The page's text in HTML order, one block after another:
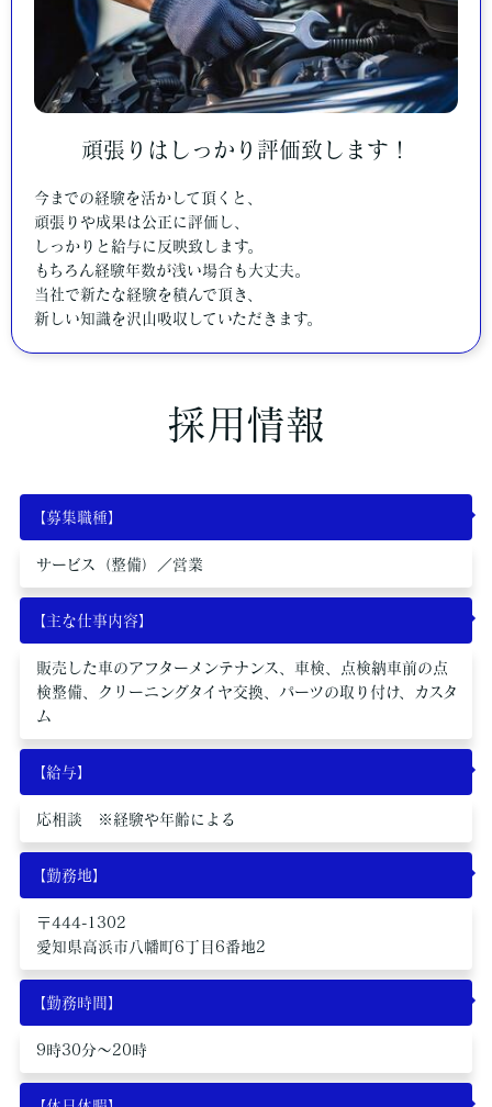
頑張りはしっかり評価致します！
今までの経験を活かして頂くと、
頑張りや成果は公正に評価し、
しっかりと給与に反映致します。
もちろん経験年数が浅い場合も大丈夫。
当社で新たな経験を積んで頂き、
新しい知識を沢山吸収していただきます。
採用情報
【募集職種】
サービス（整備）／営業
【主な仕事内容】
販売した車のアフターメンテナンス、車検、点検納車前の点
検整備、クリーニングタイヤ交換、パーツの取り付け、カスタ
ム
【給与】
応相談 ※経験や年齢による
【勤務地】
〒444-1302
愛知県高浜市八幡町6丁目6番地2
【勤務時間】
9時30分〜20時